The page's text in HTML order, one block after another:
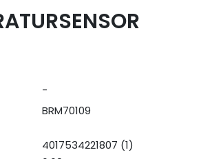
-
BRM70109
4017534221807 (1)